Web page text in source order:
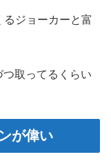
るジョーカーと富
取ってるくらい
が偉い